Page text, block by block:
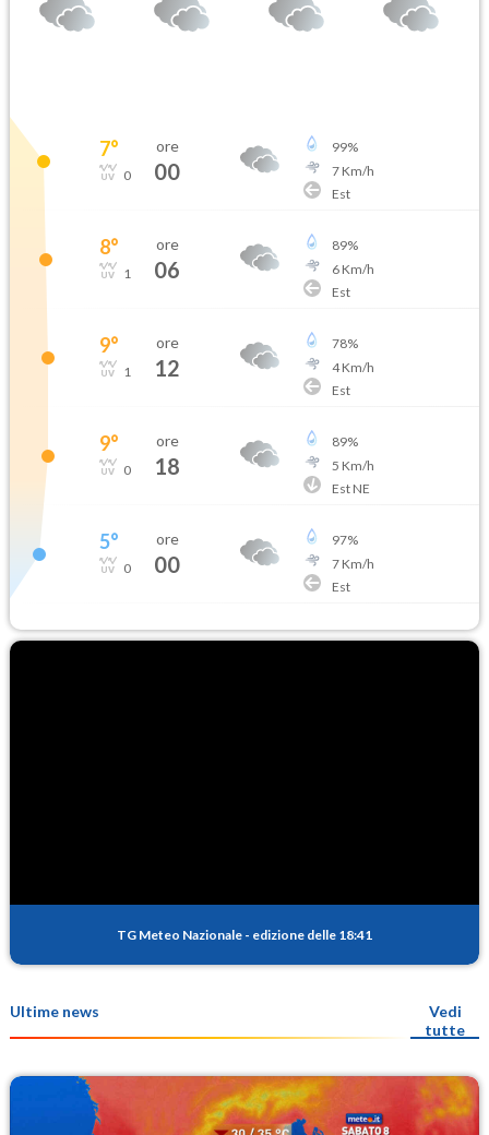
7°
0
ore
00
99%
7Km/h
Est
8°
1
ore
06
89%
6Km/h
Est
9°
1
ore
12
78%
4Km/h
Est
9°
0
ore
18
89%
5 Km/h
Est NE
5°
0
ore
00
97%
7Km/h
Est
TG Meteo Nazionale - edizione delle 18:41
Ultime news
Vedi
tutte